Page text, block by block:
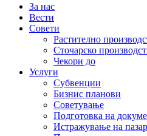
За нас
Вести
Совети
Растително
Сточарско
Чекори до
Услуги
Субвенции
Бизнис планови
Советување
Подготовка на
Истражување на